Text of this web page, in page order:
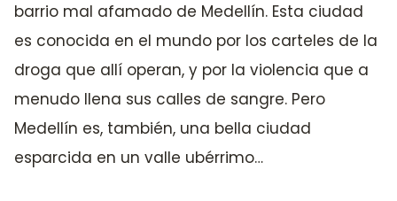
barrio mal afamado de Medellín. Esta ciudad
es conocida en el mundo por los carteles de la
droga que allí operan, y por la violencia que a
menudo llena sus calles de sangre. Pero
Medellín es, también, una bella ciudad
esparcida en un valle ubérrimo…